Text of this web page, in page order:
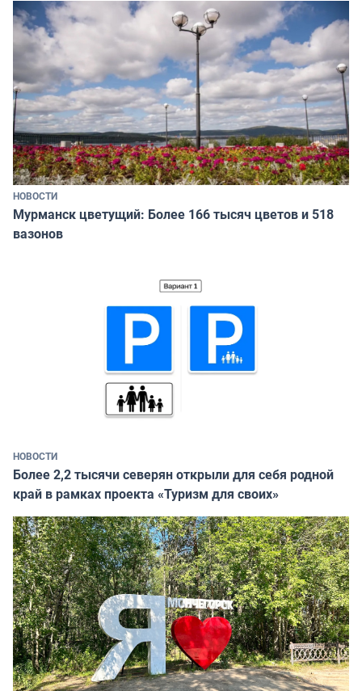
НОВОСТИ
Мурманск цветущий: Более 166 тысяч цветов и 518
вазонов
НОВОСТИ
Более 2,2 тысячи северян открыли для себя родной
край в рамках проекта «Туризм для своих»